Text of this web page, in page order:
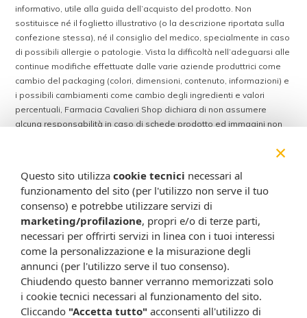
informativo, utile alla guida dell’acquisto del prodotto. Non
sostituisce né il foglietto illustrativo (o la descrizione riportata sulla
confezione stessa), né il consiglio del medico, specialmente in caso
di possibili allergie o patologie. Vista la difficoltà nell’adeguarsi alle
continue modifiche effettuate dalle varie aziende produttrici come
cambio del packaging (colori, dimensioni, contenuto, informazioni) e
i possibili cambiamenti come cambio degli ingredienti e valori
percentuali, Farmacia Cavalieri Shop dichiara di non assumere
alcuna responsabilità in caso di schede prodotto ed immagini non
shop.farmaciacavalieri.it.
ISCRIVITI ALLA NEWSLETTER
Rimani aggiornato su tutte le promozioni
×
Questo sito utilizza cookie tecnici necessari al
funzionamento del sito (per l'utilizzo non serve il tuo
consenso) e potrebbe utilizzare servizi di
marketing/profilazione, propri e/o di terze parti,
necessari per offrirti servizi in linea con i tuoi interessi
come la personalizzazione e la misurazione degli
annunci (per l'utilizzo serve il tuo consenso).
Chiudendo questo banner verranno memorizzati solo
i cookie tecnici necessari al funzionamento del sito.
Cliccando "Accetta tutto" acconsenti all'utilizzo di